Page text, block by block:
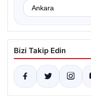
Bizi Takip Edin